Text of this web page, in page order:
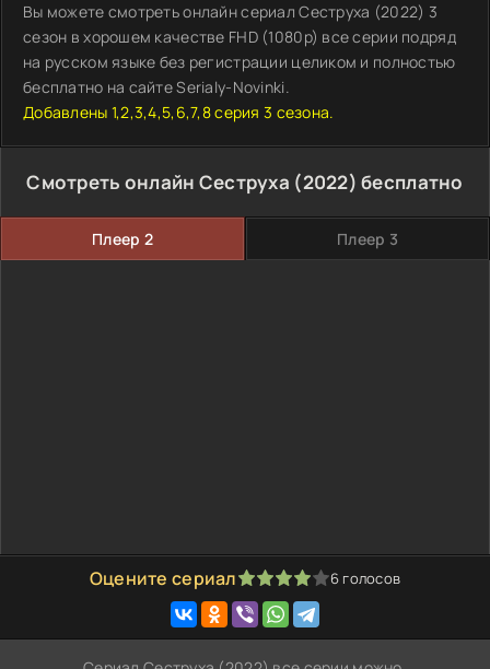
Вы можете смотреть онлайн сериал Сеструха (2022) 3
сезон в хорошем качестве FHD (1080p) все серии подряд
на русском языке без регистрации целиком и полностью
бесплатно на сайте Serialy-Novinki.
Добавлены 1,2,3,4,5,6,7,8 серия 3 сезона.
Смотреть онлайн Сеструха (2022) бесплатно
Плеер 2 Плеер 3
Оцените сериал
1 2 3 4 5 6голосов